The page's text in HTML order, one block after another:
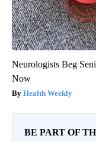
Neurologists Beg
Now
Health Weekly
BE PART OF